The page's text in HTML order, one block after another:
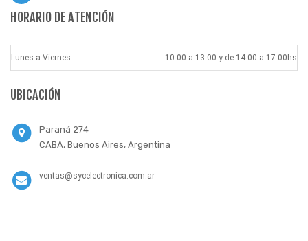
HORARIO DE ATENCIÓN
Lunes a Viernes: 10:00 a 13:00 y de 14:00 a 17:00hs
UBICACIÓN
Paraná 274
CABA, Buenos Aires, Argentina
ventas@sycelectronica.com.ar